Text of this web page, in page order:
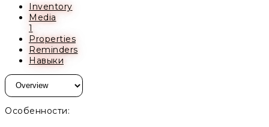
Inventory
Media
1
Properties
Reminders
Навыки
Особенности: